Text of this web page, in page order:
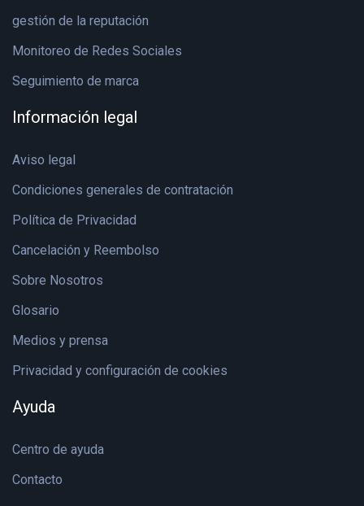
gestión de la reputación
Monitoreo de Redes Sociales
Seguimiento de marca
Información legal
Aviso legal
Condiciones generales de contratación
Política de Privacidad
Cancelación y Reembolso
Sobre Nosotros
Glosario
Medios y prensa
Privacidad y configuración de cookies
Ayuda
Centro de ayuda
Contacto